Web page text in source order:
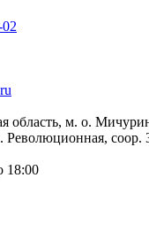
область, м. о.
Революционная, соор.
18:00